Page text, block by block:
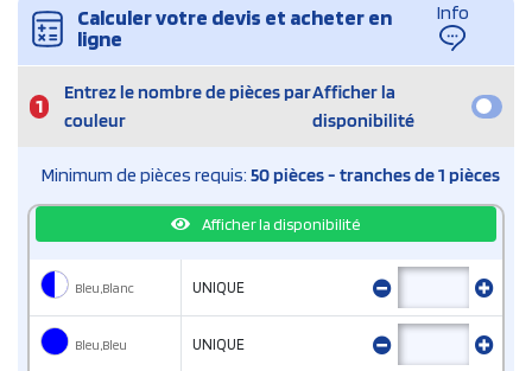
Calculer votre devis et acheter en
ligne
Info
1
Entrez le nombre de pièces par
couleur
Afficher la
disponibilité
Minimum de pièces requis: 50 pièces - tranches de 1 pièces
Afficher la disponibilité
Bleu,Blanc UNIQUE
Bleu,Bleu UNIQUE